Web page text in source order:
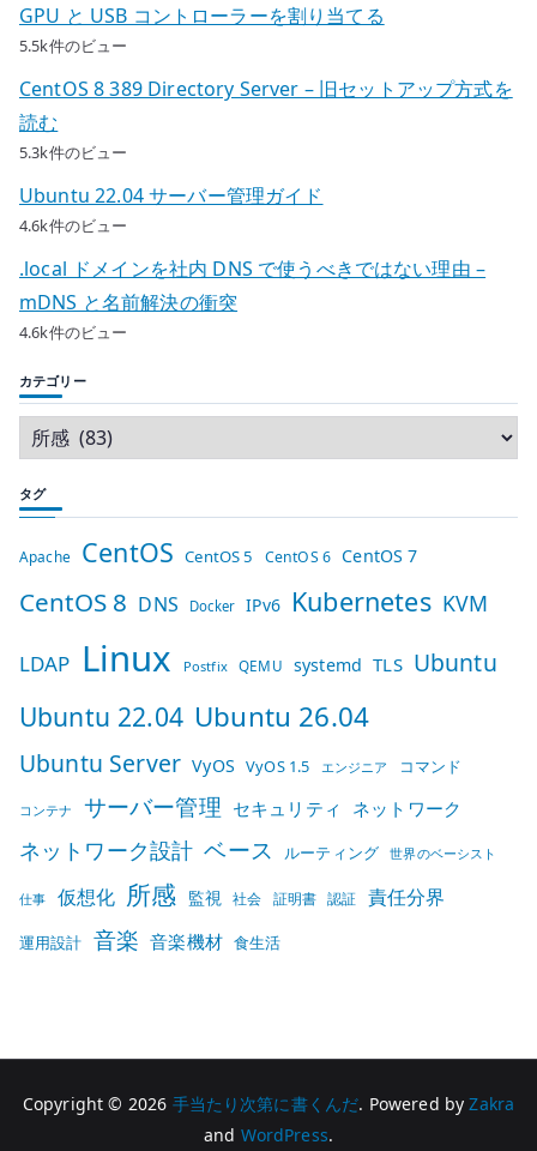
GPU と USB コントローラーを割り当てる
5.5k件のビュー
CentOS 8 389 Directory Server – 旧セットアップ方式を
読む
5.3k件のビュー
Ubuntu 22.04 サーバー管理ガイド
4.6k件のビュー
.local ドメインを社内 DNS で使うべきではない理由 –
mDNS と名前解決の衝突
4.6k件のビュー
カテゴリー
タグ
Apache CentOS CentOS 5 CentOS 6 CentOS 7
CentOS 8 DNS Docker IPv6 Kubernetes KVM
LDAP Linux Postfix QEMU systemd TLS Ubuntu
Ubuntu 22.04 Ubuntu 26.04
Ubuntu Server VyOS VyOS 1.5 エンジニア コマンド
コンテナ サーバー管理 セキュリティ ネットワーク
ネットワーク設計 ベース ルーティング 世界のベーシスト
仕事 仮想化 所感 監視 社会 証明書 認証 責任分界
運用設計 音楽 音楽機材 食生活
Copyright © 2026 手当たり次第に書くんだ. Powered byZakra
and WordPress.